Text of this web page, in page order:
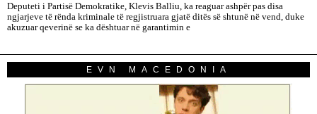
Deputeti i Partisë Demokratike, Klevis Balliu, ka reaguar ashpër pas disa
ngjarjeve të rënda kriminale të regjistruara gjatë ditës së shtunë në vend, duke
akuzuar qeverinë se ka dështuar në garantimin e
EVN MACEDONIA